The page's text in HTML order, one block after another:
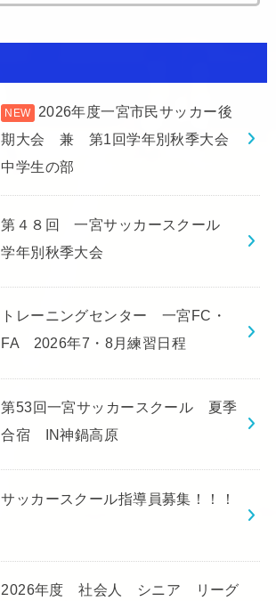
2026年度一宮市民サッカー後
期大会 兼 第1回学年別秋季大会
中学生の部
第４８回 一宮サッカースクール
学年別秋季大会
トレーニングセンター 一宮FC・
FA 2026年7・8月練習日程
第53回一宮サッカースクール 夏季
合宿 IN神鍋高原
サッカースクール指導員募集！！！
2026年度 社会人 シニア リーグ